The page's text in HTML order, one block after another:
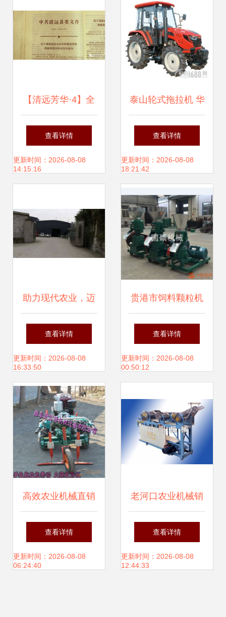
【清远芳华·4】全
国来了三万多人考
察清远,是时候.
查看详情
更新时间：2026-08-08
14:15:16
泰山轮式拖拉机 华
池县经销商与服务
支持
查看详情
更新时间：2026-08-08
18:21:42
助力现代农业，迈
向丰收未来——[公
司名称]农业机械销
售有限公司简介
查看详情
更新时间：2026-08-08
16:33:50
贵港市饲料颗粒机
厂家直销 家禽饲料
颗粒机械与农业机
查看详情
更新时间：2026-08-08
00:50:12
高效农业机械直销
大蒜、大葱、大姜
收获机选购指南与
查看详情
更新时间：2026-08-08
06:24:40
老河口农业机械销
售公司的面条饺子
皮一体机供应情况
查看详情
更新时间：2026-08-08
12:44:33